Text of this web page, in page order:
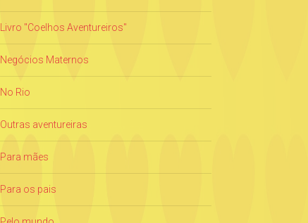
Livro "Coelhos Aventureiros"
Negócios Maternos
No Rio
Outras aventureiras
Para mães
Para os pais